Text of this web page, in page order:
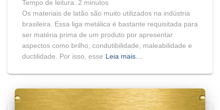
Tempo de leitura: 2 minutos
Os materiais de latão são muito utilizados na indústria
brasileira. Essa liga metálica é bastante requisitada para
ser matéria prima de um produto por apresentar
aspectos como brilho, condutibilidade, maleabilidade e
ductilidade. Por isso, esse Leia mais…